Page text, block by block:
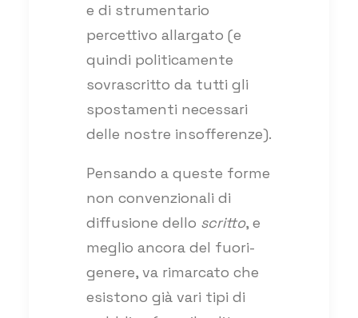
e di strumentario
percettivo allargato (e
quindi politicamente
sovrascritto da tutti gli
spostamenti necessari
delle nostre insofferenze).
Pensando a queste forme
non convenzionali di
diffusione dello scritto, e
meglio ancora del fuori-
genere, va rimarcato che
esistono già vari tipi di